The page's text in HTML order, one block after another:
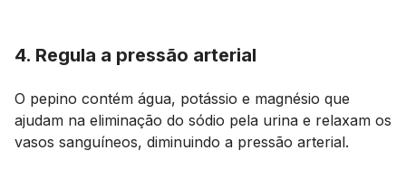
4. Regula a pressão arterial
O pepino contém água, potássio e magnésio que
ajudam na eliminação do sódio pela urina e relaxam os
vasos sanguíneos, diminuindo a pressão arterial.